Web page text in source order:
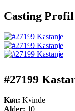
Casting
#27199
Køn: Kvinde
Alder: 10